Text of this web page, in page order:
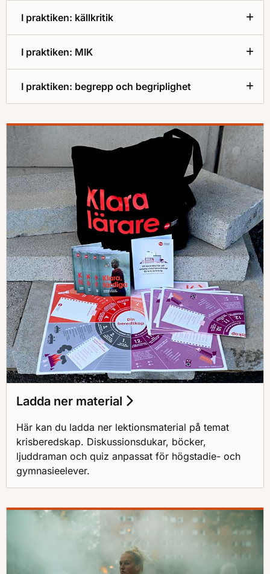
I praktiken: källkritik
I praktiken: MIK
I praktiken: begrepp och begriplighet
Ladda ner material
Här kan du ladda ner lektionsmaterial på temat
krisberedskap. Diskussionsdukar, böcker,
ljuddraman och quiz anpassat för högstadie- och
gymnasieelever.